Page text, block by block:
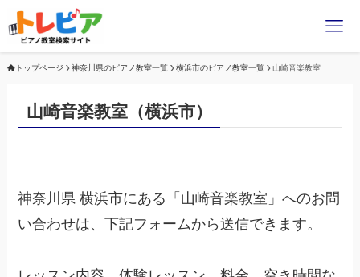
トップページ 神奈川県のピアノ教室一覧 横浜市のピアノ教室一覧 山崎音楽教室
山崎音楽教室（横浜市）
神奈川県 横浜市にある「山崎音楽教室」へのお問
い合わせは、下記フォームから送信できます。